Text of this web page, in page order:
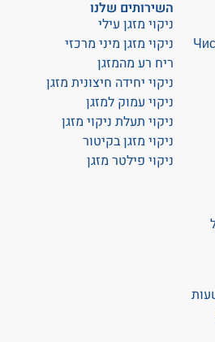
השירותים שלנו
ניקוי מזגן עילי
ניקוי מזגן מיני מרכזי
ריח רע מהמזגן
ניקוי יחידה חיצונית מזגן
ניקוי עמוק למזגן
ניקוי תעלת ניקוי מזגן
ניקוי מזגן בקיטור
ניקוי פילטר מזגן